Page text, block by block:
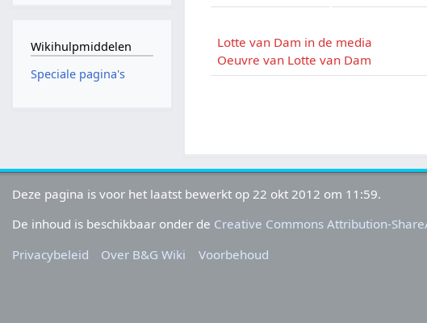
Lotte van Dam in de media
Oeuvre van Lotte van Dam
Wikihulpmiddelen
Speciale pagina's
Deze pagina is voor het laatst bewerkt op 22 okt 2012 om 11:59.
De inhoud is beschikbaar onder de Creative Commons Attribution-
Privacybeleid
Over B&G Wiki Voorbehoud